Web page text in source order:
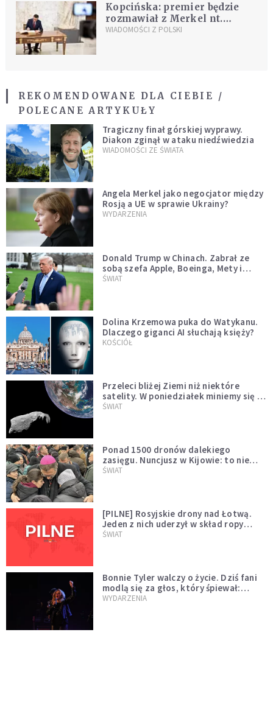
Kopcińska: premier będzie
rozmawiał z Merkel nt.
reparacji, jeśli temat będzie
WIADOMOŚCI Z POLSKI
REKOMENDOWANE DLA CIEBIE /
POLECANE ARTYKUŁY
Tragiczny finał górskiej wyprawy.
Diakon zginął w ataku niedźwiedzia
WIADOMOŚCI ZE ŚWIATA
Angela Merkel jako negocjator między
Rosją a UE w sprawie Ukrainy?
WYDARZENIA
Donald Trump w Chinach. Zabrał ze
sobą szefa Apple, Boeinga, Mety i
Muska
ŚWIAT
Dolina Krzemowa puka do Watykanu.
Dlaczego giganci AI słuchają księży?
KOŚCIÓŁ
Przeleci bliżej Ziemi niż niektóre
satelity. W poniedziałek miniemy się z
asteroidą, która poprzedzi znacznie
ŚWIAT
Ponad 1500 dronów dalekiego
zasięgu. Nuncjusz w Kijowie: to nie
wygląda na wolę zakończenia wojny
ŚWIAT
[PILNE] Rosyjskie drony nad Łotwą.
Jeden z nich uderzył w skład ropy
naftowej
ŚWIAT
Bonnie Tyler walczy o życie. Dziś fani
modlą się za głos, który śpiewał:
"Lord, help me"
WYDARZENIA